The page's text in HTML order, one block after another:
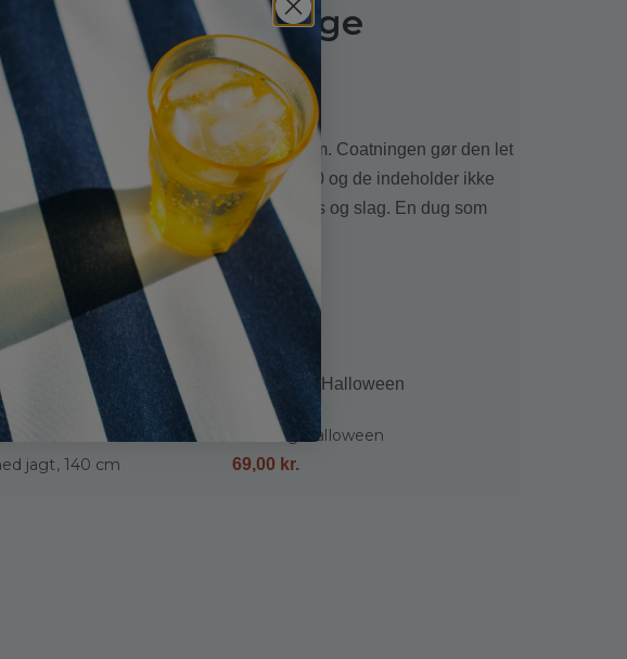
vores voksduge
på rør, så du undgår folder.
fibre, der er coatet med en tynd PVC-film. Coatningen gør den let
certificeret efter Øko-Tex Standard 100 og de indeholder ikke
da den afviser de fleste pletter, snavs og slag. En dug som
jagt, 140 cm
Voksdug Halloween
69,00 kr.